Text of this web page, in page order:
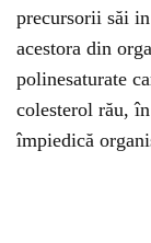
precursorii săi
acestora din
polinesaturate
colesterol rău,
împiedică